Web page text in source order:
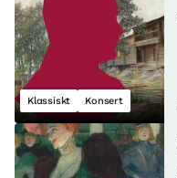
Klassiskt Konsert